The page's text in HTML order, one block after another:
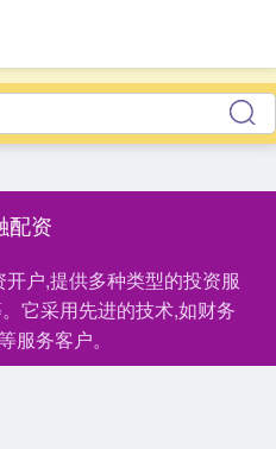
配资
户,提供多种类型的投资服
它采用先进的技术,如财务
服务客户。